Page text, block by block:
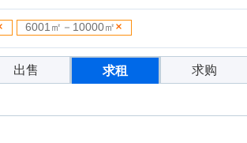
6001㎡－10000㎡
出售 求租 求购